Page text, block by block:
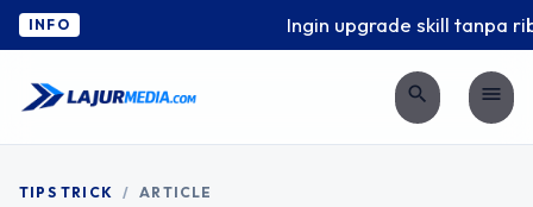
INFO Ingin upgrade skill tanpa
search menu
TIPS TRICK / ARTICLE